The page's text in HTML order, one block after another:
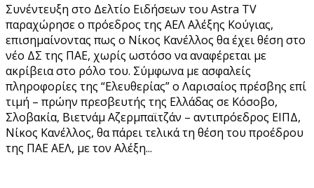
Συνέντευξη στο Δελτίο Ειδήσεων του Astra TV
παραχώρησε ο πρόεδρος της ΑΕΛ Αλέξης Κούγιας,
επισημαίνοντας πως ο Νίκος Κανέλλος θα έχει θέση στο
νέο ΔΣ της ΠΑΕ, χωρίς ωστόσο να αναφέρεται με
ακρίβεια στο ρόλο του. Σύμφωνα με ασφαλείς
πληροφορίες της “Ελευθερίας” ο Λαρισαίος πρέσβης επί
τιμή – πρώην πρεσβευτής της Ελλάδας σε Κόσοβο,
Σλοβακία, Βιετνάμ Αζερμπαϊτζάν – αντιπρόεδρος ΕΙΠΔ,
Νίκος Κανέλλος, θα πάρει τελικά τη θέση του προέδρου
της ΠΑΕ ΑΕΛ, με τον Αλέξη...